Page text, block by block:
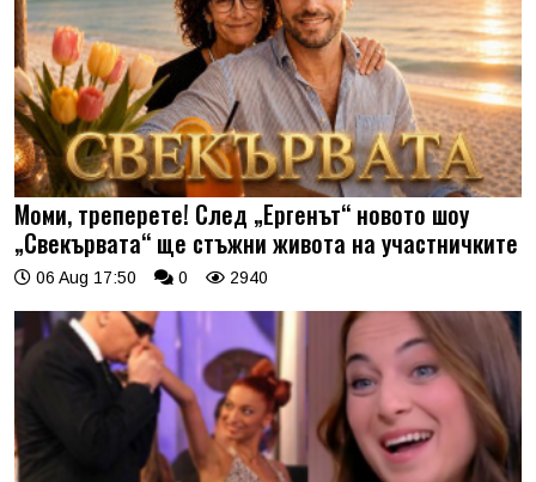
Моми, треперете! След „Ергенът“ новото шоу
„Свекървата“ ще стъжни живота на участничките
06 Aug 17:50 0 2940